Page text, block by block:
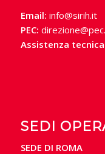
Email: info@sirih.it
PEC:
Assistenza
SEDI
SEDE DI ROMA